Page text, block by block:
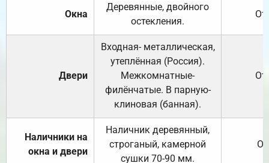
Окна
Деревянные, двойного
остекления.
Двери
Входная- металлическая,
утеплённая (Россия).
Межкомнатные-
филёнчатые. В парную-
клиновая (банная).
Наличники на
окна и двери
Наличник деревянный,
строганый, камерной
сушки 70-90 мм.